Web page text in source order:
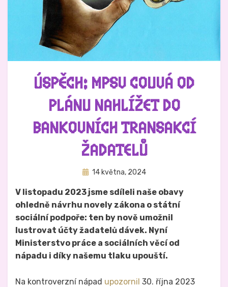
ÚSPĚCH: MPSV COUVÁ OD
PLÁNU NAHLÍŽET DO
BANKOVNÍCH TRANSAKCÍ
ŽADATELŮ
AutorHynek Trojánek
Zveřejněno
14 května, 2024
V listopadu 2023 jsme sdíleli naše obavy
ohledně návrhu novely zákona o státní
sociální podpoře: ten by nově umožnil
lustrovat účty žadatelů dávek. Nyní
Ministerstvo práce a sociálních věcí od
nápadu i díky našemu tlaku upouští.
Na kontroverzní nápad upozornil 30. října 2023